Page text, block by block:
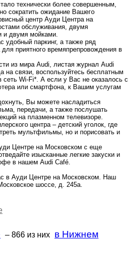
технически более совершенным,
сократить ожидание Вашего
центр Ауди Центра на
обслуживания, двумя
и двумя мойками.
паркинг, а также ряд
для приятного времяпрепровождения в
из мира Audi, листая журнал Audi
на связи, воспользуйтесь бесплатным
сеть Wi-Fi*. А если у Вас не оказалось с
или смартфона, к Вашим услугам
Вы можете насладиться
передачи, а также послушать
на плазменном телевизоре.
центра – детский уголок, где
мультфильмы, но и порисовать и
Центре на Московском с еще
изысканные легкие закуски и
в нашем Audi Café.
в Ауди Центре на Московском. Наш
шоссе, д. 245а.
– 866 из них в Нижнем